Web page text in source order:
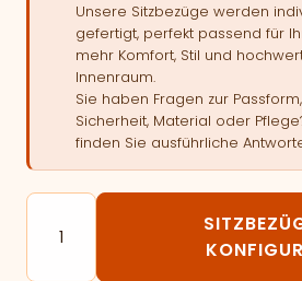
Unsere Sitzbezüge werden
gefertigt, perfekt passend für
mehr Komfort, Stil und
Innenraum.
Sie haben Fragen zur
Sicherheit, Material oder
finden Sie ausführliche
Autositzbezüge passend für